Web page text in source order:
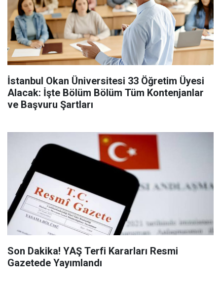
İstanbul Okan Üniversitesi 33 Öğretim Üyesi
Alacak: İşte Bölüm Bölüm Tüm Kontenjanlar
ve Başvuru Şartları
Son Dakika! YAŞ Terfi Kararları Resmi
Gazetede Yayımlandı